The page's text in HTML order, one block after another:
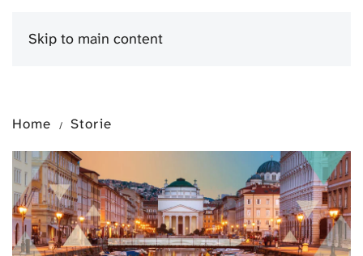
Skip to main content
Home Storie